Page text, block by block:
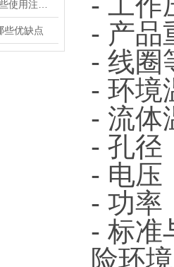
些优缺点
- 产品
- 线圈
- 环
- 流
- 孔径
- 电压
- 功率
- 标准
险环